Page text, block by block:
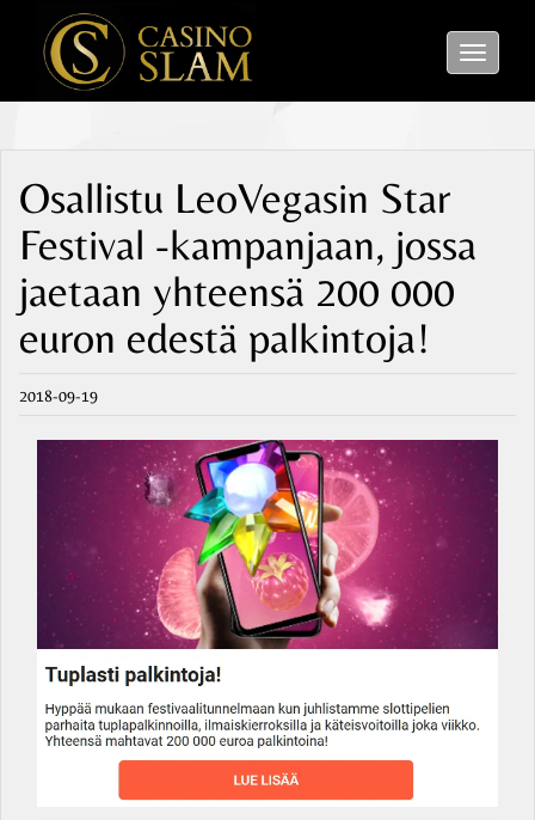
Toggle
Osallistu LeoVegasin Star
Festival -kampanjaan, jossa
jaetaan yhteensä 200 000
euron edestä palkintoja!
2018-09-19